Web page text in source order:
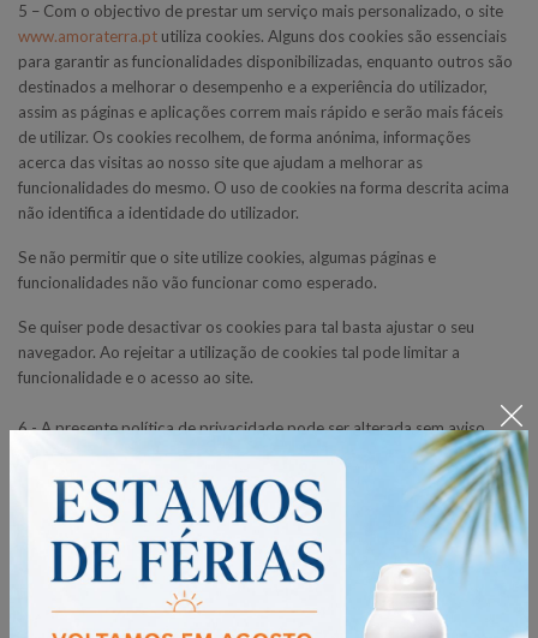
5 – Com o objectivo de prestar um serviço mais personalizado, o site
www.amoraterra.pt utiliza cookies. Alguns dos cookies são essenciais
para garantir as funcionalidades disponibilizadas, enquanto outros são
destinados a melhorar o desempenho e a experiência do utilizador,
assim as páginas e aplicações correm mais rápido e serão mais fáceis
de utilizar. Os cookies recolhem, de forma anónima, informações
acerca das visitas ao nosso site que ajudam a melhorar as
funcionalidades do mesmo. O uso de cookies na forma descrita acima
não identifica a identidade do utilizador.
Se não permitir que o site utilize cookies, algumas páginas e
funcionalidades não vão funcionar como esperado.
Se quiser pode desactivar os cookies para tal basta ajustar o seu
navegador. Ao rejeitar a utilização de cookies tal pode limitar a
funcionalidade e o acesso ao site.
6 - A presente política de privacidade pode ser alterada sem aviso
7 - A loja online Amor à Terra é propriedade de Essência Magistral -
Unipessoal Lda, nº de contribuinte 518 625 095 com sede em Rua
Henrique de Barros 13, 2925-392 Vila Nogueira de Azeitão.
8 - Para esclarecimentos adicionais, Os contactos podem ser